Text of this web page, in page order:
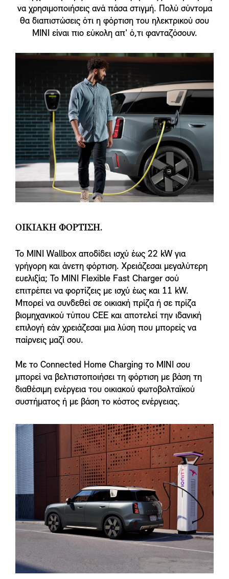
να χρησιμοποιήσεις ανά πάσα στιγμή. Πολύ σύντομα
θα διαπιστώσεις ότι η φόρτιση του ηλεκτρικού σου
MINI είναι πιο εύκολη απ' ό,τι φανταζόσουν.
ΟΙΚΙΑΚΗ ΦΟΡΤΙΣΗ.
Το MINI Wallbox αποδίδει ισχύ έως 22 kW για
γρήγορη και άνετη φόρτιση. Χρειάζεσαι μεγαλύτερη
ευελιξία; Το MINI Flexible Fast Charger σού
επιτρέπει να φορτίζεις με ισχύ έως και 11 kW.
Μπορεί να συνδεθεί σε οικιακή πρίζα ή σε πρίζα
βιομηχανικού τύπου CEE και αποτελεί την ιδανική
επιλογή εάν χρειάζεσαι μια λύση που μπορείς να
παίρνεις μαζί σου.
Με το Connected Home Charging το MINI σου
μπορεί να βελτιστοποιήσει τη φόρτιση με βάση τη
διαθέσιμη ενέργεια του οικιακού φωτοβολταϊκού
συστήματος ή με βάση το κόστος ενέργειας.